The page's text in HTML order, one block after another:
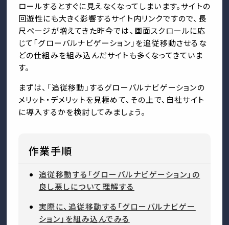
ロールするとすぐに見えなくなってしまいます。サイトの
回遊性にも大きく影響するサイト内リンクですので、長
尺ページが増えてきた昨今では、画面スクロールに応
じて「グローバルナビゲーション」を追従移動させるな
どの仕組みを組み込んだサイトも多くなってきていま
す。
まずは、「追従移動」するグローバルナビゲーションの
メリット・デメリットを見極めて、その上で、自社サイト
に導入するかを検討してみましょう。
作業手順
追従移動する「グローバルナビゲーション」の
良し悪しについて理解する
実際に、追従移動する「グローバルナビゲー
ション」を組み込んでみる